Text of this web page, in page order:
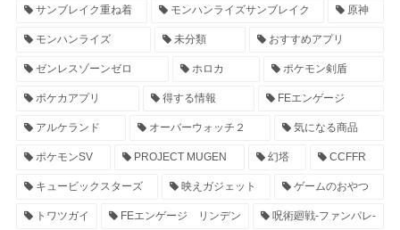
サンブレイク重ね着 モンハンライズサンブレイク 原神
モンハンライズ 未分類 おすすめアプリ
ゼンレスゾーンゼロ ホロカ ポケモン剣盾
ポケカアプリ 得する情報 FEエンゲージ
アルケランド オーバーウォッチ２ 気になる商品
ポケモンSV PROJECT MUGEN 幻塔 CCFFR
キュービックスターズ 映えガジェット ゲームのおやつ
トワツガイ FEエンゲージ リンデン 呪術廻戦-ファンパレ-